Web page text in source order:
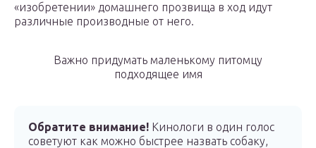
«изобретении» домашнего прозвища в ход идут
различные производные от него.
Важно придумать маленькому питомцу
подходящее имя
Обратите внимание! Кинологи в один голос
советуют как можно быстрее назвать собаку,